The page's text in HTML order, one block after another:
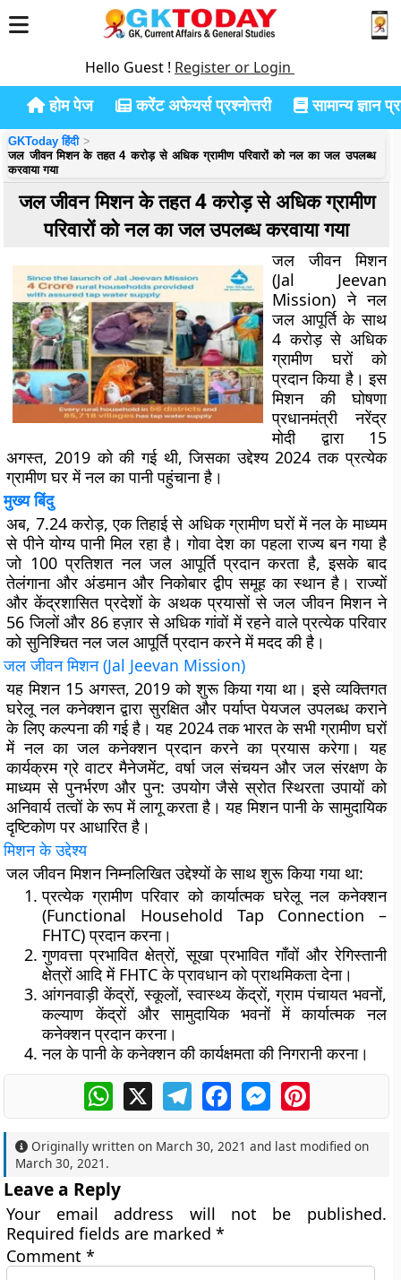
Hello Guest ! Register or Login
होम पेज करेंट अफेयर्स प्रश्नोत्तरी सामान्य ज्ञान
GKToday हिंदी
जल जीवन मिशन के तहत 4 करोड़ से अधिक ग्रामीण परिवारों को नल का जल उपलब्ध
करवाया गया
जल जीवन मिशन के तहत 4 करोड़ से अधिक ग्रामीण
परिवारों को नल का जल उपलब्ध करवाया गया
जल जीवन मिशन
(Jal Jeevan
Mission) ने नल
जल आपूर्ति के साथ
4 करोड़ से अधिक
ग्रामीण घरों को
प्रदान किया है। इस
मिशन की घोषणा
प्रधानमंत्री नरेंद्र
मोदी द्वारा 15
अगस्त, 2019 को की गई थी, जिसका उद्देश्य 2024 तक प्रत्येक
ग्रामीण घर में नल का पानी पहुंचाना है।
मुख्य बिंदु
अब, 7.24 करोड़, एक तिहाई से अधिक ग्रामीण घरों में नल के माध्यम
से पीने योग्य पानी मिल रहा है। गोवा देश का पहला राज्य बन गया है
जो 100 प्रतिशत नल जल आपूर्ति प्रदान करता है, इसके बाद
तेलंगाना और अंडमान और निकोबार द्वीप समूह का स्थान है। राज्यों
और केंद्रशासित प्रदेशों के अथक प्रयासों से जल जीवन मिशन ने
56 जिलों और 86 हज़ार से अधिक गांवों में रहने वाले प्रत्येक परिवार
को सुनिश्चित नल जल आपूर्ति प्रदान करने में मदद की है।
जल जीवन मिशन (Jal Jeevan Mission)
यह मिशन 15 अगस्त, 2019 को शुरू किया गया था। इसे व्यक्तिगत
घरेलू नल कनेक्शन द्वारा सुरक्षित और पर्याप्त पेयजल उपलब्ध कराने
के लिए कल्पना की गई है। यह 2024 तक भारत के सभी ग्रामीण घरों
में नल का जल कनेक्शन प्रदान करने का प्रयास करेगा। यह
कार्यक्रम ग्रे वाटर मैनेजमेंट, वर्षा जल संचयन और जल संरक्षण के
माध्यम से पुनर्भरण और पुन: उपयोग जैसे स्रोत स्थिरता उपायों को
अनिवार्य तत्वों के रूप में लागू करता है। यह मिशन पानी के सामुदायिक
दृष्टिकोण पर आधारित है।
मिशन के उद्देश्य
जल जीवन मिशन निम्नलिखित उद्देश्यों के साथ शुरू किया गया था:
प्रत्येक ग्रामीण परिवार को कार्यात्मक घरेलू नल कनेक्शन
(Functional Household Tap Connection –
FHTC) प्रदान करना।
गुणवत्ता प्रभावित क्षेत्रों, सूखा प्रभावित गाँवों और रेगिस्तानी
क्षेत्रों आदि में FHTC के प्रावधान को प्राथमिकता देना।
आंगनवाड़ी केंद्रों, स्कूलों, स्वास्थ्य केंद्रों, ग्राम पंचायत भवनों,
कल्याण केंद्रों और सामुदायिक भवनों में कार्यात्मक नल
कनेक्शन प्रदान करना।
नल के पानी के कनेक्शन की कार्यक्षमता की निगरानी करना।
WhatsApp
X TelegramFacebookMessengerPinterest
Originally written on March 30, 2021 and last modified on
March 30, 2021 .
Leave a Reply
Your email address will not be published.
Required fields are marked*
Comment*